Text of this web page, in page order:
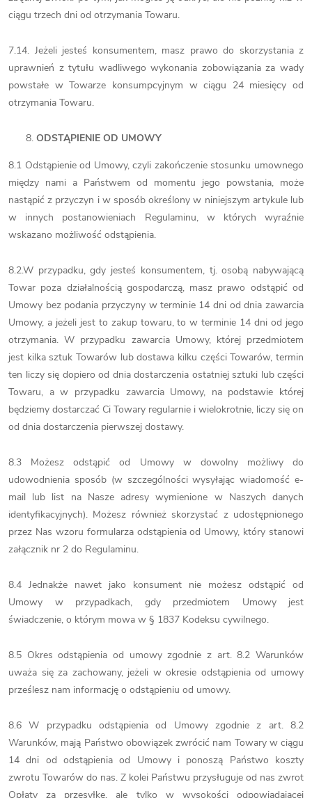
ciągu trzech dni od otrzymania Towaru.
7.14. Jeżeli jesteś konsumentem, masz prawo do skorzystania z
uprawnień z tytułu wadliwego wykonania zobowiązania za wady
powstałe w Towarze konsumpcyjnym w ciągu 24 miesięcy od
otrzymania Towaru.
ODSTĄPIENIE OD UMOWY
8.1 Odstąpienie od Umowy, czyli zakończenie stosunku umownego
między nami a Państwem od momentu jego powstania, może
nastąpić z przyczyn i w sposób określony w niniejszym artykule lub
w innych postanowieniach Regulaminu, w których wyraźnie
wskazano możliwość odstąpienia.
8.2.W przypadku, gdy jesteś konsumentem, tj. osobą nabywającą
Towar poza działalnością gospodarczą, masz prawo odstąpić od
Umowy bez podania przyczyny w terminie 14 dni od dnia zawarcia
Umowy, a jeżeli jest to zakup towaru, to w terminie 14 dni od jego
otrzymania. W przypadku zawarcia Umowy, której przedmiotem
jest kilka sztuk Towarów lub dostawa kilku części Towarów, termin
ten liczy się dopiero od dnia dostarczenia ostatniej sztuki lub części
Towaru, a w przypadku zawarcia Umowy, na podstawie której
będziemy dostarczać Ci Towary regularnie i wielokrotnie, liczy się on
od dnia dostarczenia pierwszej dostawy.
8.3 Możesz odstąpić od Umowy w dowolny możliwy do
udowodnienia sposób (w szczególności wysyłając wiadomość e-
mail lub list na Nasze adresy wymienione w Naszych danych
identyfikacyjnych). Możesz również skorzystać z udostępnionego
przez Nas wzoru formularza odstąpienia od Umowy, który stanowi
załącznik nr 2 do Regulaminu.
8.4 Jednakże nawet jako konsument nie możesz odstąpić od
Umowy w przypadkach, gdy przedmiotem Umowy jest
świadczenie, o którym mowa w § 1837 Kodeksu cywilnego.
8.5 Okres odstąpienia od umowy zgodnie z art. 8.2 Warunków
uważa się za zachowany, jeżeli w okresie odstąpienia od umowy
prześlesz nam informację o odstąpieniu od umowy.
8.6 W przypadku odstąpienia od Umowy zgodnie z art. 8.2
Warunków, mają Państwo obowiązek zwrócić nam Towary w ciągu
14 dni od odstąpienia od Umowy i ponoszą Państwo koszty
zwrotu Towarów do nas. Z kolei Państwu przysługuje od nas zwrot
Opłaty za przesyłkę, ale tylko w wysokości odpowiadającej